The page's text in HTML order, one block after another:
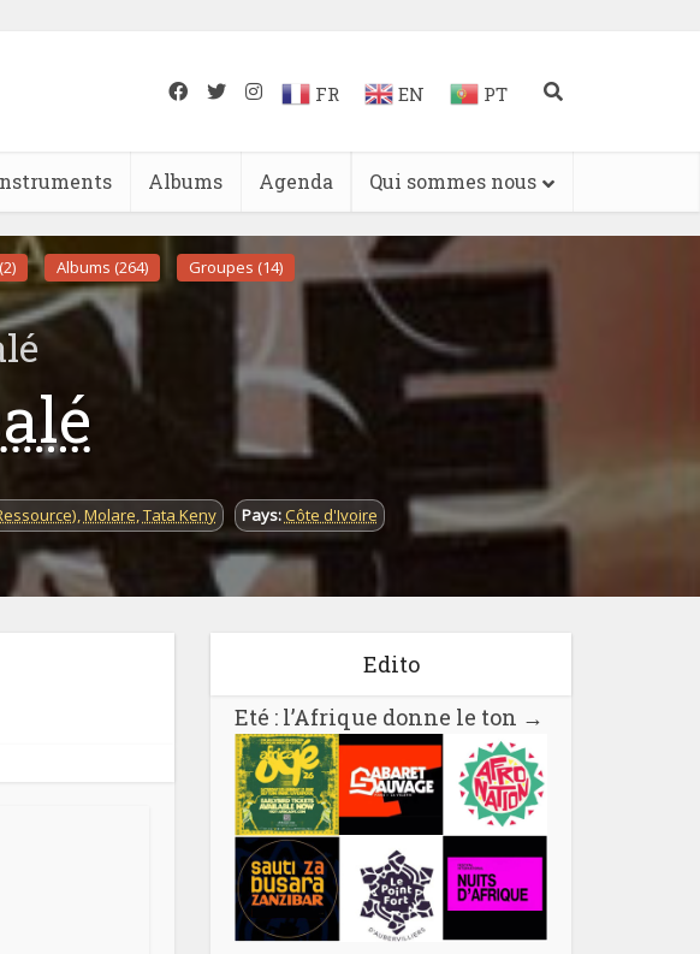
FR EN PT
Albums Agenda Qui sommes nous
Albums (264) Groupes (14)
,Molare,Tata Keny Pays:Côte d'Ivoire
Edito
Eté : l’Afrique donne le ton →